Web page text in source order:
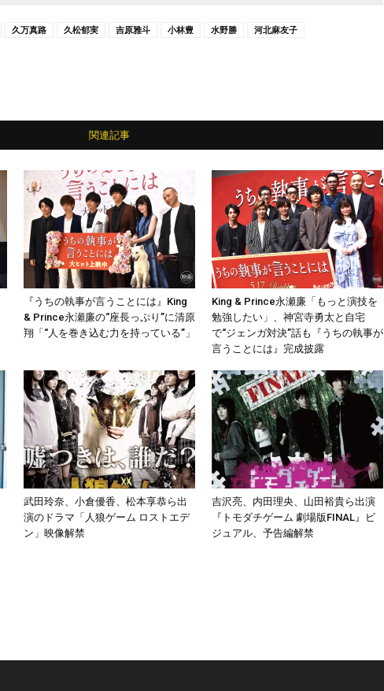
久万真路 久松郁実 吉原雅斗 小林豊 水野勝
河北麻友子
関連記事
『うちの執事が言うことには』King
& Prince永瀬廉の“座長っぷり”に清原
翔「“人を巻き込む力を持っている”」
King & Prince永瀬廉「もっと演技を
勉強したい」、神宮寺勇太と自宅
で“ジェンガ対決”話も『うちの執事が
言うことには』完成披露
武田玲奈、小倉優香、松本享恭ら出
演のドラマ「人狼ゲーム ロストエデ
ン」映像解禁
吉沢亮、内田理央、山田裕貴ら出演
『トモダチゲーム 劇場版FINAL』ビ
ジュアル、予告編解禁